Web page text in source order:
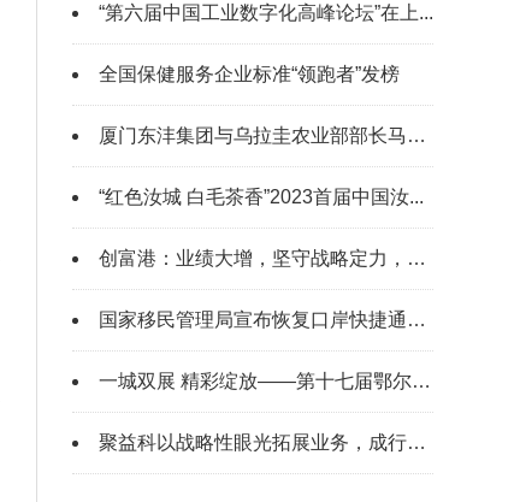
“第六届中国工业数字化高峰论坛”在上...
全国保健服务企业标准“领跑者”发榜
厦门东沣集团与乌拉圭农业部部长马托斯...
“红色汝城 白毛茶香”2023首届中国汝...
创富港：业绩大增，坚守战略定力，打造...
国家移民管理局宣布恢复口岸快捷通关 ...
一城双展 精彩绽放——第十七届鄂尔多...
聚益科以战略性眼光拓展业务，成行业佼佼者